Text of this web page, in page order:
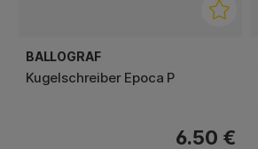
BALLOGRAF
Kugelschreiber Epoca P
6.50 €